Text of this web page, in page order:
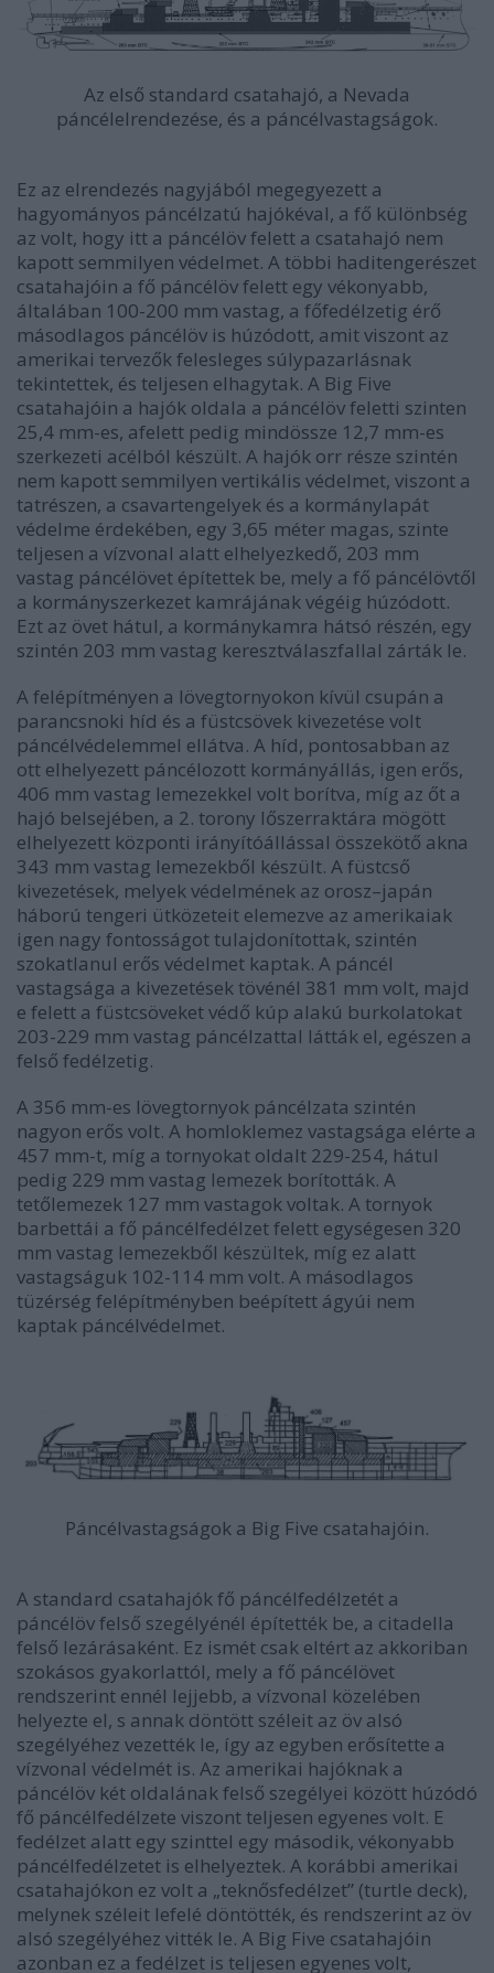
Az első standard csatahajó, a Nevada
páncélelrendezése, és a páncélvastagságok.
Ez az elrendezés nagyjából megegyezett a
hagyományos páncélzatú hajókéval, a fő különbség
az volt, hogy itt a páncélöv felett a csatahajó nem
kapott semmilyen védelmet. A többi haditengerészet
csatahajóin a fő páncélöv felett egy vékonyabb,
általában 100-200 mm vastag, a főfedélzetig érő
másodlagos páncélöv is húzódott, amit viszont az
amerikai tervezők felesleges súlypazarlásnak
tekintettek, és teljesen elhagytak. A Big Five
csatahajóin a hajók oldala a páncélöv feletti szinten
25,4 mm-es, afelett pedig mindössze 12,7 mm-es
szerkezeti acélból készült. A hajók orr része szintén
nem kapott semmilyen vertikális védelmet, viszont a
tatrészen, a csavartengelyek és a kormánylapát
védelme érdekében, egy 3,65 méter magas, szinte
teljesen a vízvonal alatt elhelyezkedő, 203 mm
vastag páncélövet építettek be, mely a fő páncélövtől
a kormányszerkezet kamrájának végéig húzódott.
Ezt az övet hátul, a kormánykamra hátsó részén, egy
szintén 203 mm vastag keresztválaszfallal zárták le.
A felépítményen a lövegtornyokon kívül csupán a
parancsnoki híd és a füstcsövek kivezetése volt
páncélvédelemmel ellátva. A híd, pontosabban az
ott elhelyezett páncélozott kormányállás, igen erős,
406 mm vastag lemezekkel volt borítva, míg az őt a
hajó belsejében, a 2. torony lőszerraktára mögött
elhelyezett központi irányítóállással összekötő akna
343 mm vastag lemezekből készült. A füstcső
kivezetések, melyek védelmének az orosz–japán
háború tengeri ütközeteit elemezve az amerikaiak
igen nagy fontosságot tulajdonítottak, szintén
szokatlanul erős védelmet kaptak. A páncél
vastagsága a kivezetések tövénél 381 mm volt, majd
e felett a füstcsöveket védő kúp alakú burkolatokat
203-229 mm vastag páncélzattal látták el, egészen a
felső fedélzetig.
A 356 mm-es lövegtornyok páncélzata szintén
nagyon erős volt. A homloklemez vastagsága elérte a
457 mm-t, míg a tornyokat oldalt 229-254, hátul
pedig 229 mm vastag lemezek borították. A
tetőlemezek 127 mm vastagok voltak. A tornyok
barbettái a fő páncélfedélzet felett egységesen 320
mm vastag lemezekből készültek, míg ez alatt
vastagságuk 102-114 mm volt. A másodlagos
tüzérség felépítményben beépített ágyúi nem
kaptak páncélvédelmet.
Páncélvastagságok a Big Five csatahajóin.
A standard csatahajók fő páncélfedélzetét a
páncélöv felső szegélyénél építették be, a citadella
felső lezárásaként. Ez ismét csak eltért az akkoriban
szokásos gyakorlattól, mely a fő páncélövet
rendszerint ennél lejjebb, a vízvonal közelében
helyezte el, s annak döntött széleit az öv alsó
szegélyéhez vezették le, így az egyben erősítette a
vízvonal védelmét is. Az amerikai hajóknak a
páncélöv két oldalának felső szegélyei között húzódó
fő páncélfedélzete viszont teljesen egyenes volt. E
fedélzet alatt egy szinttel egy második, vékonyabb
páncélfedélzetet is elhelyeztek. A korábbi amerikai
csatahajókon ez volt a „teknősfedélzet” (turtle deck),
melynek széleit lefelé döntötték, és rendszerint az öv
alsó szegélyéhez vitték le. A Big Five csatahajóin
azonban ez a fedélzet is teljesen egyenes volt,